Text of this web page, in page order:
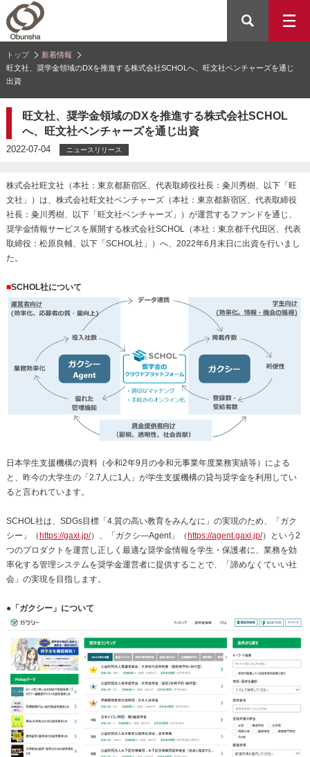
トップ
新着情報
旺文社、奨学金領域のDXを推進する株式会社SCHOLへ、旺文社ベンチャーズを通じ
出資
旺文社、奨学金領域のDXを推進する株式会社SCHOL
へ、旺文社ベンチャーズを通じ出資
2022-07-04 ニュースリリース
株式会社旺文社（本社：東京都新宿区、代表取締役社長：粂川秀樹、以下「旺
文社」）は、株式会社旺文社ベンチャーズ（本社：東京都新宿区、代表取締役
社長：粂川秀樹、以下「旺文社ベンチャーズ」）が運営するファンドを通じ、
奨学金情報サービスを展開する株式会社SCHOL（本社：東京都千代田区、代表
取締役：松原良輔、以下「SCHOL社」）へ、2022年6月末日に出資を行いまし
た。
■SCHOL社について
日本学生支援機構の資料（令和2年9月の令和元事業年度業務実績等）による
と、昨今の大学生の「2.7人に1人」が学生支援機構の貸与奨学金を利用してい
ると言われています。
SCHOL社は、SDGs目標「4.質の高い教育をみんなに」の実現のため、「ガク
シー」（ https://gaxi.jp/）、「ガクシ―Agent」（ https://agent.gaxi.jp/）という2
つのプロダクトを運営し正しく最適な奨学金情報を学生・保護者に、業務を効
率化する管理システムを奨学金運営者に提供することで、「諦めなくていい社
会」の実現を目指します。
●「ガクシー」について